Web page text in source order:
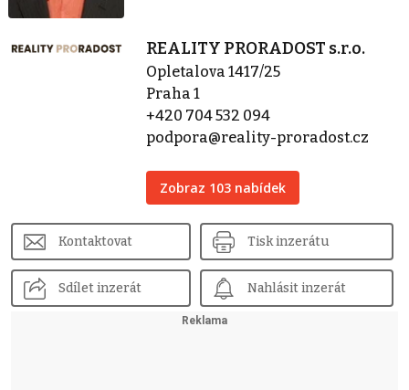
REALITY PRORADOST s.r.o.
Opletalova 1417/25
Praha 1
+420 704 532 094
podpora@reality-proradost.cz
Zobraz 103 nabídek
Kontaktovat Tisk inzerátu
Sdílet inzerát Nahlásit inzerát